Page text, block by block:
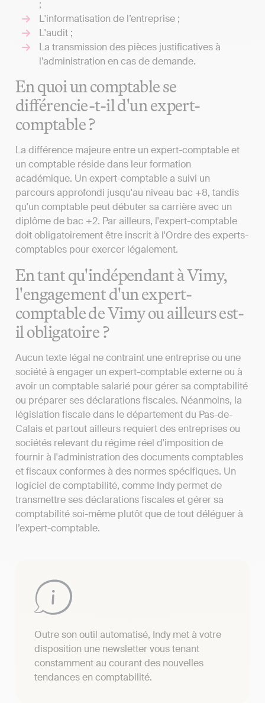
;
L'informatisation de l’entreprise ;
L'audit ;
La transmission des pièces justificatives à
l’administration en cas de demande.
En quoi un comptable se
différencie-t-il d'un expert-
comptable ?
La différence majeure entre un expert-comptable et
un comptable réside dans leur formation
académique. Un expert-comptable a suivi un
parcours approfondi jusqu'au niveau bac +8, tandis
qu'un comptable peut débuter sa carrière avec un
diplôme de bac +2. Par ailleurs, l'expert-comptable
doit obligatoirement être inscrit à l'Ordre des experts-
comptables pour exercer légalement.
En tant qu'indépendant à Vimy,
l'engagement d'un expert-
comptable de Vimy ou ailleurs est-
il obligatoire ?
Aucun texte légal ne contraint une entreprise ou une
société à engager un expert-comptable externe ou à
avoir un comptable salarié pour gérer sa comptabilité
ou préparer ses déclarations fiscales. Néanmoins, la
législation fiscale dans le département du Pas-de-
Calais et partout ailleurs requiert des entreprises ou
sociétés relevant du régime réel d'imposition de
fournir à l'administration des documents comptables
et fiscaux conformes à des normes spécifiques. Un
logiciel de comptabilité, comme Indy permet de
transmettre ses déclarations fiscales et gérer sa
comptabilité soi-même plutôt que de tout déléguer à
l’expert-comptable.
Outre son outil automatisé, Indy met à votre
disposition une newsletter vous tenant
constamment au courant des nouvelles
tendances en comptabilité.